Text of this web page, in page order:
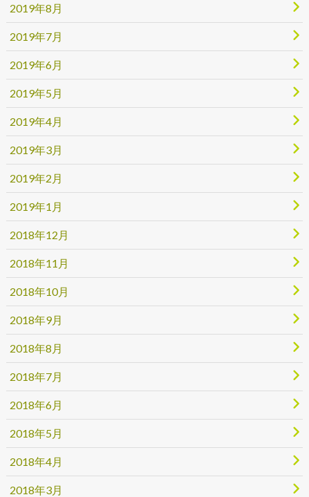
2019年8月
2019年7月
2019年6月
2019年5月
2019年4月
2019年3月
2019年2月
2019年1月
2018年12月
2018年11月
2018年10月
2018年9月
2018年8月
2018年7月
2018年6月
2018年5月
2018年4月
2018年3月